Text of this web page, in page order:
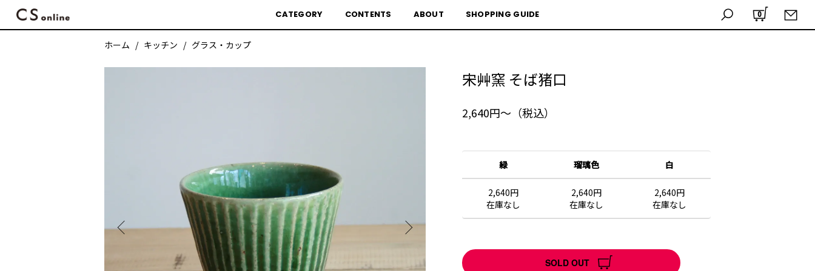
0
CATEGORY CONTENTS ABOUT SHOPPING GUIDE
ホーム キッチン グラス・カップ
宋艸窯 そば猪口
2,640円〜（税込）
緑 瑠璃色 白
2,640円
在庫なし
2,640円
在庫なし
2,640円
在庫なし
SOLD OUT